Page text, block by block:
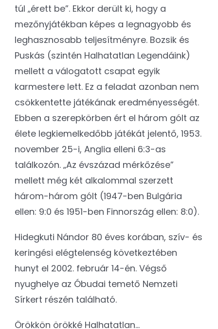
túl „érett be”. Ekkor derült ki, hogy a
mezőnyjátékban képes a legnagyobb és
leghasznosabb teljesítményre. Bozsik és
Puskás (szintén Halhatatlan Legendáink)
mellett a válogatott csapat egyik
karmestere lett. Ez a feladat azonban nem
csökkentette játékának eredményességét.
Ebben a szerepkörben ért el három gólt az
élete legkiemelkedőbb játékát jelentő, 1953.
november 25-i, Anglia elleni 6:3-as
találkozón. „Az évszázad mérkőzése”
mellett még két alkalommal szerzett
három-három gólt (1947-ben Bulgária
ellen: 9:0 és 1951-ben Finnország ellen: 8:0).
Hidegkuti Nándor 80 éves korában, szív- és
keringési elégtelenség következtében
hunyt el 2002. február 14-én. Végső
nyughelye az Óbudai temető Nemzeti
Sírkert részén található.
Örökkön örökké Halhatatlan…